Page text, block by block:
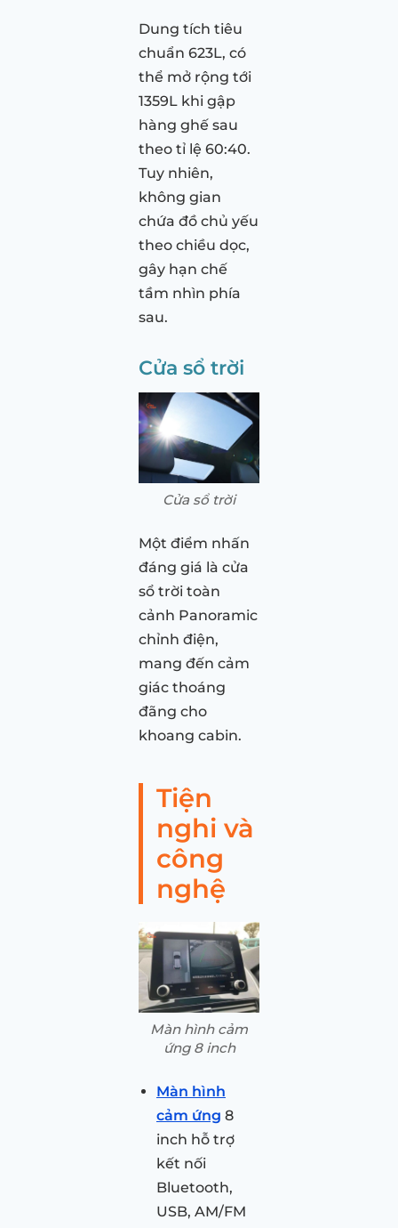
Dung tích tiêu
chuẩn 623L, có
thể mở rộng tới
1359L khi gập
hàng ghế sau
theo tỉ lệ 60:40.
Tuy nhiên,
không gian
chứa đồ chủ yếu
theo chiều dọc,
gây hạn chế
tầm nhìn phía
sau.
Cửa sổ trời
Cửa sổ trời
Một điểm nhấn
đáng giá là cửa
sổ trời toàn
cảnh Panoramic
chỉnh điện,
mang đến cảm
giác thoáng
đãng cho
khoang cabin.
Tiện
nghi và
công
nghệ
Màn hình cảm
ứng 8 inch
Màn hình
cảm ứng 8
inch hỗ trợ
kết nối
Bluetooth,
USB, AM/FM